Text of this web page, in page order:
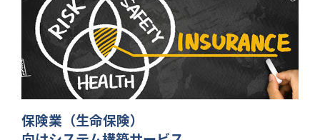
保険業（生命保険）